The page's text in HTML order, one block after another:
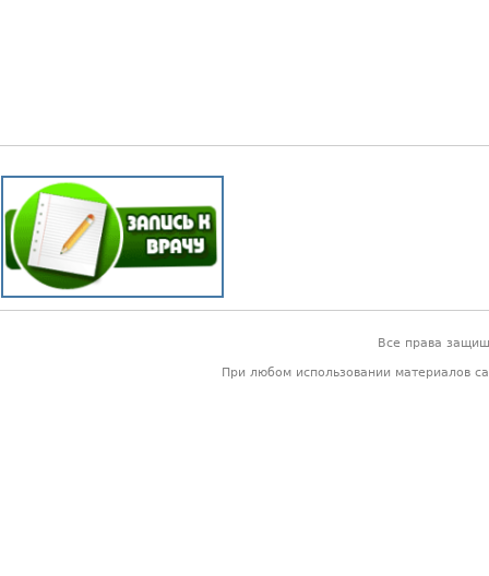
Все права
При любом использовании материалов